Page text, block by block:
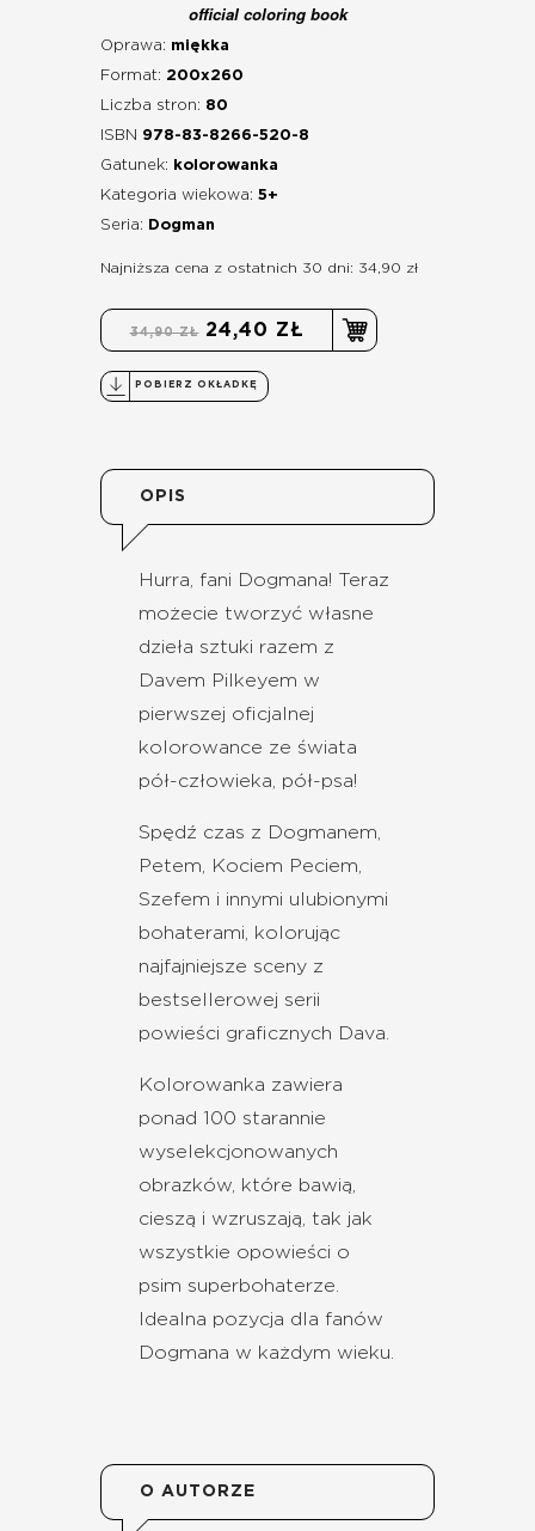
official coloring book
Oprawa: miękka
Format: 200x260
Liczba stron: 80
ISBN 978-83-8266-520-8
Gatunek:
kolorowanka
Kategoria wiekowa: 5+
Seria:
Dogman
Najniższa cena z ostatnich 30 dni: 34,90 zł
34,90 ZŁ 24,40 ZŁ
POBIERZ OKŁADKĘ
OPIS
Hurra, fani Dogmana! Teraz
możecie tworzyć własne
dzieła sztuki razem z
Davem Pilkeyem w
pierwszej oficjalnej
kolorowance ze świata
pół-człowieka, pół-psa!
Spędź czas z Dogmanem,
Petem, Kociem Peciem,
Szefem i innymi ulubionymi
bohaterami, kolorując
najfajniejsze sceny z
bestsellerowej serii
powieści graficznych Dava.
Kolorowanka zawiera
ponad 100 starannie
wyselekcjonowanych
obrazków, które bawią,
cieszą i wzruszają, tak jak
wszystkie opowieści o
psim superbohaterze.
Idealna pozycja dla fanów
Dogmana w każdym wieku.
O AUTORZE